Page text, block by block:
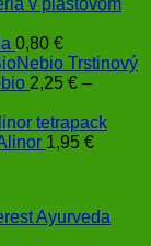
0,80 €
Trstinový
2,25 € –
1,95 €